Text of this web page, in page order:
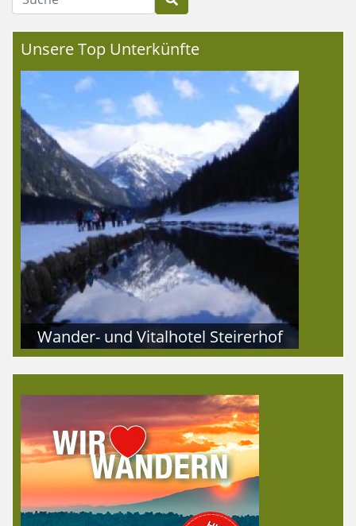
Unsere Top Unterkünfte
Wander- und Vitalhotel Steirerhof